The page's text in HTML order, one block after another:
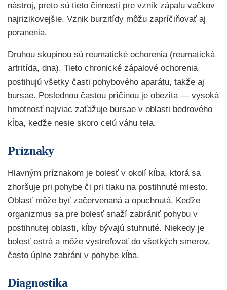
nástroj, preto sú tieto činnosti pre vznik zápalu vačkov
najrizikovejšie. Vznik burzitídy môžu zapríčiňovať aj
poranenia.
Druhou skupinou sú reumatické ochorenia (reumatická
artritída, dna). Tieto chronické zápalové ochorenia
postihujú všetky časti pohybového aparátu, takže aj
bursae. Poslednou častou príčinou je obezita — vysoká
hmotnosť najviac zaťažuje bursae v oblasti bedrového
kĺba, keďže nesie skoro celú váhu tela.
Príznaky
Hlavným príznakom je bolesť v okolí kĺba, ktorá sa
zhoršuje pri pohybe či pri tlaku na postihnuté miesto.
Oblasť môže byť začervenaná a opuchnutá. Keďže
organizmus sa pre bolesť snaží zabrániť pohybu v
postihnutej oblasti, kĺby bývajú stuhnuté. Niekedy je
bolesť ostrá a môže vystreľovať do všetkých smerov,
často úplne zabráni v pohybe kĺba.
Diagnostika